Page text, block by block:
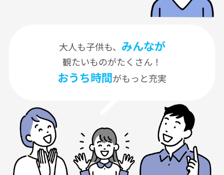
大人も子供も、 みんなが
観たいものがたくさん！
おうち時間 がもっと充実